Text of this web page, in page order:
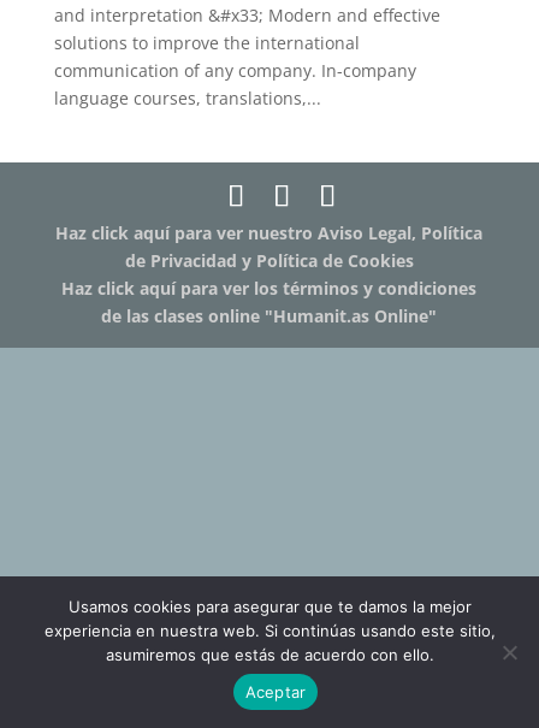
and interpretation &#x33; Modern and effective
solutions to improve the international
communication of any company. In-company
language courses, translations,...
Haz click aquí para ver nuestro Aviso Legal, Política
de Privacidad y Política de Cookies
Haz click aquí para ver los términos y condiciones
de las clases online "Humanit.as Online"
Usamos cookies para asegurar que te damos la mejor
experiencia en nuestra web. Si continúas usando este sitio,
asumiremos que estás de acuerdo con ello.
Aceptar